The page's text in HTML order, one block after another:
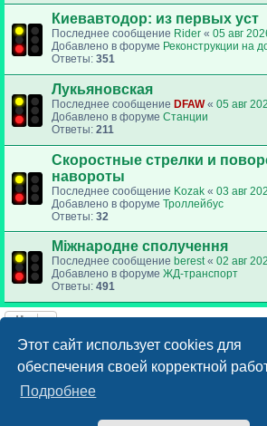
Этот сайт использует cookies для
обеспечения своей корректной
Подробнее
Киевавтодор: из первых уст
Последнее сообщение Rider « 05 авг
Добавлено в форуме Реконструкции на
Ответы: 351
Лукьяновская
Последнее сообщение DFAW« 05 авг
Добавлено в форуме Станции
Ответы: 211
Скоростные стрелки и
навороты
Последнее сообщение Kozak « 03 авг
Добавлено в форуме Троллейбус
Ответы: 32
Міжнародне сполучення
Последнее сообщение berest« 02 авг
Добавлено в форуме ЖД-транспорт
Ответы: 491
Найдено 6 результатов • Страница